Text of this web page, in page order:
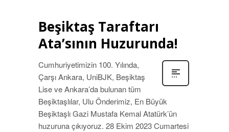
Beşiktaş Taraftarı
Ata’sının Huzurunda!
Cumhuriyetimizin 100. Yılında,
Çarşı Ankara, UniBJK, Beşiktaş
Lise ve Ankara’da bulunan tüm
Beşiktaşlılar, Ulu Önderimiz, En Büyük
Beşiktaşlı Gazi Mustafa Kemal Atatürk’ün
huzuruna çıkıyoruz. 28 Ekim 2023 Cumartesi